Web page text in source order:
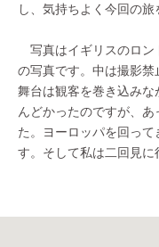
し、気持ちよく今回の旅
写真はイギリスのロン
の写真です。中は撮影
舞台は観客を巻き込み
んどかったのですが、
た。ヨーロッパを回っ
す。そして私は二回見に